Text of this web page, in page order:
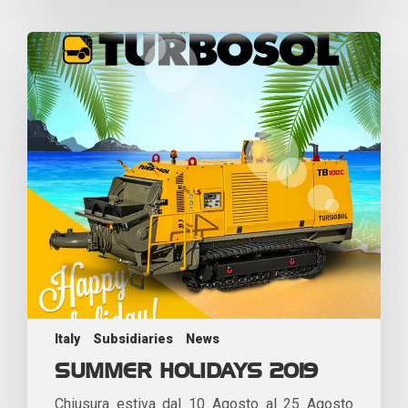
Italy Subsidiaries News
SUMMER HOLIDAYS 2019
Chiusura estiva dal 10 Agosto al 25 Agosto